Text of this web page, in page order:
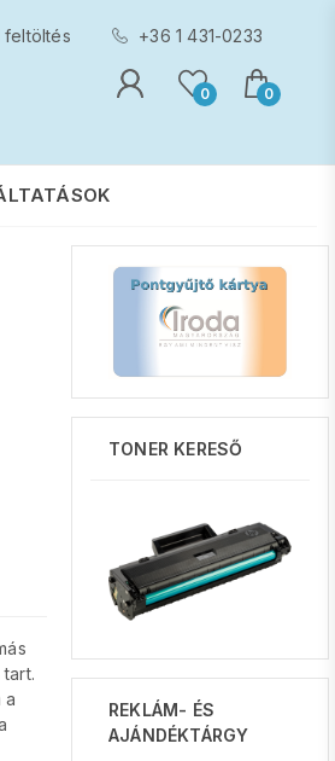
feltöltés +36 1 431-0233
0 0
a
TONER KERESŐ
REKLÁM- ÉS
AJÁNDÉKTÁRGY